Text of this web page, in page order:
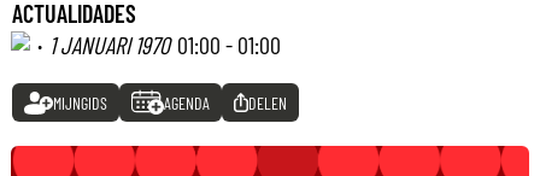
ACTUALIDADES
· 1 JANUARI 1970 01:00 - 01:00
MIJNGIDS AGENDA DELEN